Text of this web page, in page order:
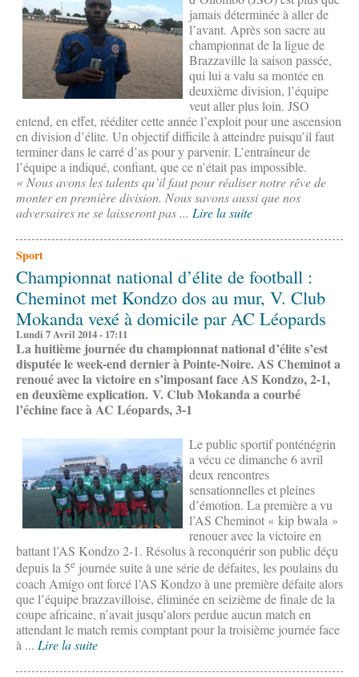
jamais déterminée à aller de
l’avant. Après son sacre au
championnat de la ligue de
Brazzaville la saison passée,
qui lui a valu sa montée en
deuxième division, l’équipe
veut aller plus loin. JSO
entend, en effet, rééditer cette année l’exploit pour une ascension
en division d’élite. Un objectif difficile à atteindre puisqu’il faut
terminer dans le carré d’as pour y parvenir. L’entraîneur de
l’équipe a indiqué, confiant, que ce n’était pas impossible.
« Nous avons les talents qu’il faut pour réaliser notre rêve de
monter en première division. Nous savons aussi que nos
adversaires ne se laisseront pas ... Lire la suite
Sport
Championnat national d’élite de football :
Cheminot met Kondzo dos au mur, V. Club
Mokanda vexé à domicile par AC Léopards
Lundi 7 Avril 2014 - 17:11
La huitième journée du championnat national d’élite s’est
disputée le week-end dernier à Pointe-Noire. AS Cheminot a
renoué avec la victoire en s’imposant face AS Kondzo, 2-1,
en deuxième explication. V. Club Mokanda a courbé
l’échine face à AC Léopards, 3-1
Le public sportif ponténégrin
a vécu ce dimanche 6 avril
deux rencontres
sensationnelles et pleines
d’émotion. La première a vu
l’AS Cheminot « kip bwala »
renouer avec la victoire en
battant l’AS Kondzo 2-1. Résolus à reconquérir son public déçu
depuis la 5e journée suite à une série de défaites, les poulains du
coach Amigo ont forcé l’AS Kondzo à une première défaite alors
que l’équipe brazzavilloise, éliminée en seizième de finale de la
coupe africaine, n’avait jusqu’alors perdue aucun match en
attendant le match remis comptant pour la troisième journée face
à ... Lire la suite